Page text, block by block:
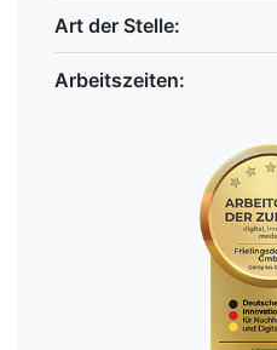
Art der Stelle:
Arbeitszeiten: